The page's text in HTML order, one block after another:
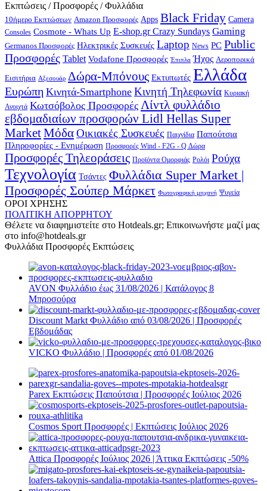
Εκπτώσεις / Προσφορές / Φυλλάδια
10ήμερο Εκπτώσεων Amazon Προσφορές Apps Black Friday Camera
Consoles Cosmote - Whats Up E-shop.gr Crazy Sundays Gaming
Germanos Προσφορές Hλεκτρικές Συσκευές Laptop News PC Public
Προσφορές Tablet Vodafone Προσφορές Έπιπλα Ήχος Αεροπορικά
Εισιτήρια Αξεσουάρ Δώρα-Μπόνους Εκτυπωτές Ελλάδα
Ευρώπη Κινητά-Smartphone Κινητή Τηλεφωνία Κυριακή
Ανοιχτά Κωτσόβολος Προσφορές Λίντλ φυλλάδιο
εβδομαδιαίων προσφορών Lidl Hellas Super
MarketΜόδαΟικιακές Συσκευές Παιχνίδια Παπούτσια
Πληροφορίες - Ενημέρωση Προσφορές Wind - F2G - Q Δώρα
Προσφορές Τηλεοράσεις Προϊόντα Ομορφιάς Ρολόι Ρούχα
Τεχνολογία Τσάντες Φυλλάδια Super Market |
Προσφορές Σούπερ Μάρκετ Φωτογραφική μηχανή Ψυγεία
ΟΡΟΙ ΧΡΗΣΗΣ
ΠΟΛΙΤΙΚΗ ΑΠΟΡΡΗΤΟΥ
Θέλετε να διαφημιστείτε στο Hotdeals.gr; Επικοινωνήστε μαζί μας
στο info@hotdeals.gr
Φυλλάδια Προσφορές Εκπτώσεις
AVON Φυλλάδιο έως 31/08/2026 | Κατάλογος 8
Μπροσούρα
Discount Markt Φυλλάδιο από 03/08/2026 | Προσφορές
Εβδομάδας
VICKO Φυλλάδιο | Προσφορές από 01/08/2026
Parex Εκπτώσεις Παπούτσια | Προσφορές Ιούλιος 2026
Cosmos Sport Προσφορές | Εκπτώσεις Ιούλιος 2026
Attica Προσφορές Ιούλιος 2026 | Άττικα Εκπτώσεις -50%